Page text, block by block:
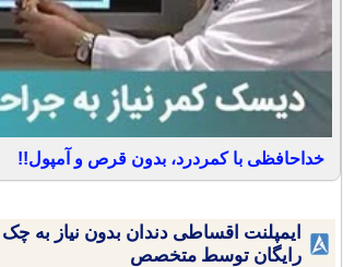
خداحافظی با کمردرد، بدون قرص و آمپول!!
ایمپلنت اقساطی دندان بدون نیاز به
رایگان توسط متخصص